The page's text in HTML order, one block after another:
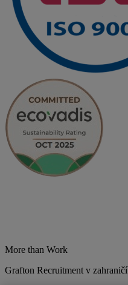
More than Work
Grafton Recruitment v zahraničí